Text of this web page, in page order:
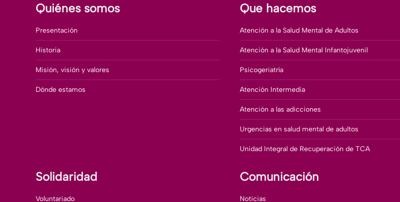
Quiénes somos
Presentación
Historia
Misión, visión y valores
Dónde estamos
Que hacemos
Atención a la Salud Mental de Adultos
Atención a la Salud Mental Infantojuvenil
Psicogeriatría
Atención Intermedia
Atención a las adicciones
Urgencias en salud mental de adultos
Unidad Integral de Recuperación de TCA
Solidaridad
Voluntariado
Comunicación
Noticias